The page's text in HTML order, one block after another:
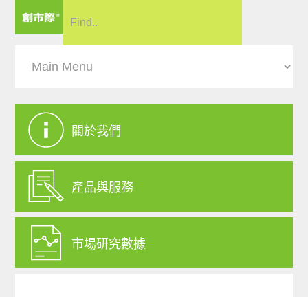
關於我們
產品與服務
市場研究數據